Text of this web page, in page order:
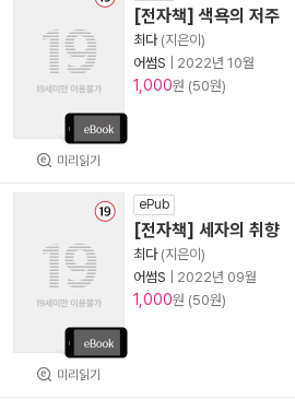
미리읽기
[전자책] 색욕의 저주
최다(지은이)
어썸S
2022년 10월
1,000원 (50원)
미리읽기
ePub
[전자책] 세자의 취향
최다(지은이)
어썸S
2022년 09월
1,000원 (50원)